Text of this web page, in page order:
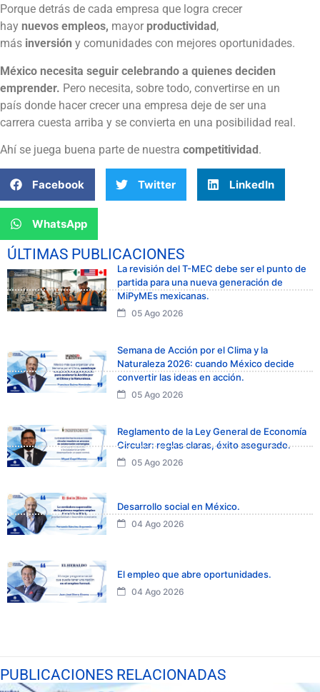
Porque detrás de cada empresa que logra crecer
hay nuevos empleos, mayor productividad ,
más inversión y comunidades con mejores oportunidades.
México necesita seguir celebrando a quienes deciden
emprender. Pero necesita, sobre todo, convertirse en un
país donde hacer crecer una empresa deje de ser una
carrera cuesta arriba y se convierta en una posibilidad real.
Ahí se juega buena parte de nuestra competitividad.
Facebook Twitter LinkedIn
WhatsApp
ÚLTIMAS PUBLICACIONES
La revisión del T-MEC debe ser el punto de
partida para una nueva generación de
MiPyMEs mexicanas.
05 Ago 2026
Semana de Acción por el Clima y la
Naturaleza 2026: cuando México decide
convertir las ideas en acción.
05 Ago 2026
Reglamento de la Ley General de Economía
Circular: reglas claras, éxito asegurado.
05 Ago 2026
Desarrollo social en México.
04 Ago 2026
El empleo que abre oportunidades.
04 Ago 2026
PUBLICACIONES RELACIONADAS